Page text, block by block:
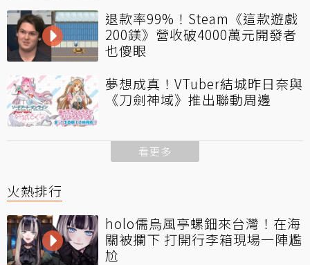
退款率99%！Steam《這款遊戲
200鎂》營收破4000萬元開發者
也傻眼
夢想成真！VTuber結城昨日奈與
《刀劍神域》推出聯動周邊
看更多
火熱排行
holo儒烏風亭螺鈿來台灣！在海
關被攔下 打開行李箱現場一陣尷
尬